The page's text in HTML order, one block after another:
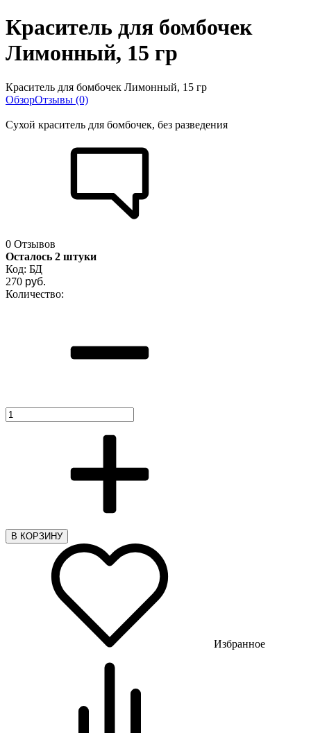
Краситель для бомбочек
Лимонный, 15 гр
Краситель для бомбочек Лимонный, 15 гр
ОбзорОтзывы (0)
Сухой краситель для бомбочек, без разведения
0 Отзывов
Осталось 2 штуки
Код: БД
270 руб.
Количество:
В КОРЗИНУ
Избранное